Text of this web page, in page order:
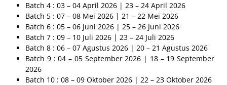
Batch 4 : 03 – 04 April 2026 | 23 – 24 April 2026
Batch 5 : 07 – 08 Mei 2026 | 21 – 22 Mei 2026
Batch 6 : 05 – 06 Juni 2026 | 25 – 26 Juni 2026
Batch 7 : 09 – 10 Juli 2026 | 23 – 24 Juli 2026
Batch 8 : 06 – 07 Agustus 2026 | 20 – 21 Agustus 2026
Batch 9 : 04 – 05 September 2026 | 18 – 19 September
2026
Batch 10 : 08 – 09 Oktober 2026 | 22 – 23 Oktober 2026